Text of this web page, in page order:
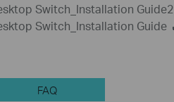
Switch_Installation Guide2
Switch_Installation Guide
FAQ